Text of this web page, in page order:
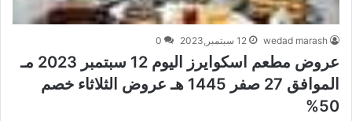
wedad marash 12 سبتمبر,2023 0
عروض مطعم اسكوايرز اليوم 12 سبتمبر 2023 مـ
الموافق 27 صفر 1445 هـ عروض الثلاثاء خصم
50%